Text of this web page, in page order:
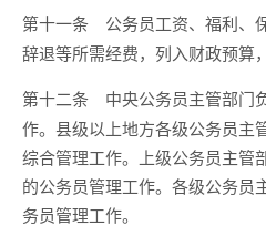
第十一条
公务员工资、福利、
辞退等所需经费，列入财政预算
第十二条
中央公务员主管部门
作。县级以上地方各级公务员主
综合管理工作。上级公务员主管
的公务员管理工作。各级公务员
务员管理工作。